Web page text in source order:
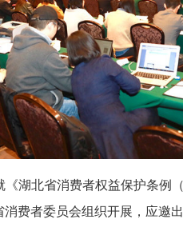
《湖北省消费者权益保护条例
费者委员会组织开展，应邀